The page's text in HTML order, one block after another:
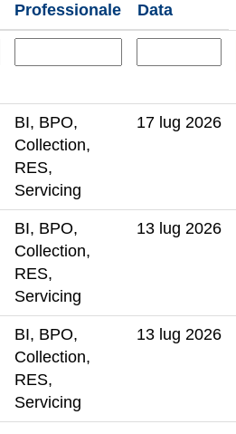
Professionale
Data
BI, BPO,
Collection,
RES,
Servicing
17 lug 2026
BI, BPO,
Collection,
RES,
Servicing
13 lug 2026
BI, BPO,
Collection,
RES,
Servicing
13 lug 2026